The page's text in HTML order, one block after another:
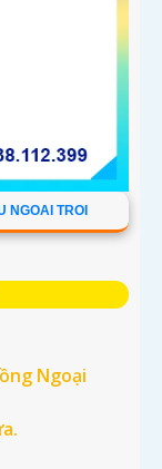
NGOAI TROI
Ngoại